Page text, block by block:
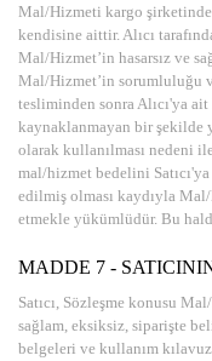
Mal/Hizmeti kargo
kendisine aittir. Alıcı
Mal/Hizmet’in hasarsız ve
Mal/Hizmet’in sorumluluğu
tesliminden sonra Alıcı'ya ait
kaynaklanmayan bir şekilde
olarak kullanılması nedeni
mal/hizmet bedelini
edilmiş olması kaydıyla
etmekle yükümlüdür. Bu
MADDE 7 -
Satıcı, Sözleşme konusu
sağlam, eksiksiz, siparişte
belgeleri ve kullanım